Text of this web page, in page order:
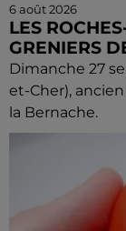
6 août 2026
LES
GRENIERS
Dimanche 27
et-Cher),
la Bernache.